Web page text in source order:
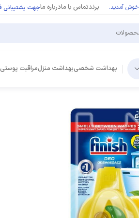
خوش آمدید. برندتماس با مادرباره ماجهت پشتیبانی
بهداشت شخصیبهداشت منزلمراقبت پوستی